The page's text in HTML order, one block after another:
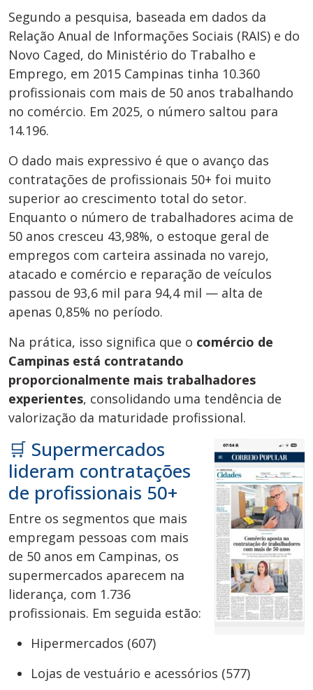
Segundo a pesquisa, baseada em dados da
Relação Anual de Informações Sociais (RAIS) e do
Novo Caged, do Ministério do Trabalho e
Emprego, em 2015 Campinas tinha 10.360
profissionais com mais de 50 anos trabalhando
no comércio. Em 2025, o número saltou para
14.196.
O dado mais expressivo é que o avanço das
contratações de profissionais 50+ foi muito
superior ao crescimento total do setor.
Enquanto o número de trabalhadores acima de
50 anos cresceu 43,98%, o estoque geral de
empregos com carteira assinada no varejo,
atacado e comércio e reparação de veículos
passou de 93,6 mil para 94,4 mil — alta de
apenas 0,85% no período.
Na prática, isso significa que o comércio de
Campinas está contratando
proporcionalmente mais trabalhadores
experientes, consolidando uma tendência de
valorização da maturidade profissional.
🛒 Supermercados
lideram contratações
de profissionais 50+
Entre os segmentos que mais
empregam pessoas com mais
de 50 anos em Campinas, os
supermercados aparecem na
liderança, com 1.736
profissionais. Em seguida estão:
Hipermercados (607)
Lojas de vestuário e acessórios (577)